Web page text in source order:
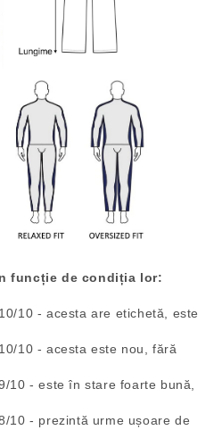
funcție de condiția lor:
10 - acesta are etichetă, este
10 - acesta este nou, fără
10 - este în stare foarte bună,
10 - prezintă urme ușoare de